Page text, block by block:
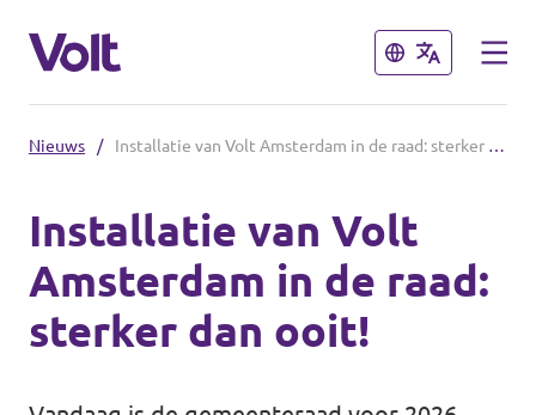
Sluiten
Nederlands
Sluiten
Standpunten
Over Volt
Nieuws / Installatie van Volt Amsterdam in de raad: sterker dan ooit!
Installatie van Volt
Amsterdam in de raad:
sterker dan ooit!